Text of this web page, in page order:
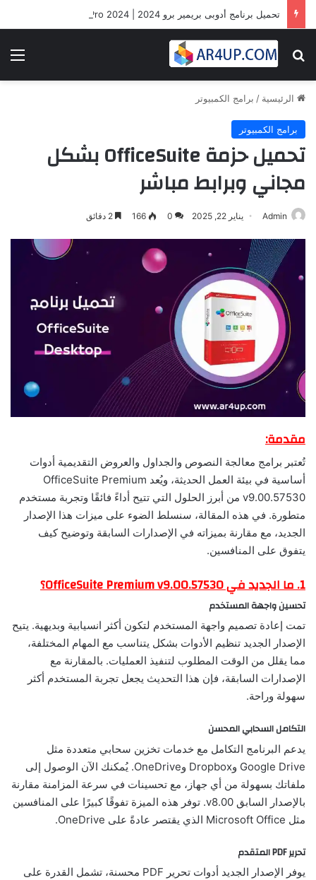
بحث عن
الرئيسية / برامج الكمبيوتر
برامج الكمبيوتر
تحميل حزمة OfficeSuite بشكل
مجاني وبرابط مباشر
Admin يناير 22, 2025 0
166
مقدمة:
تُعتبر برامج معالجة النصوص والجداول والعروض التقديمية أدوات
أساسية في بيئة العمل الحديثة، ويُعد OfficeSuite Premium
v9.00.57530 من أبرز الحلول التي تتيح أداءً فائقًا وتجربة مستخدم
متطورة. في هذه المقالة، سنسلط الضوء على ميزات هذا الإصدار
الجديد، مع مقارنة بميزاته في الإصدارات السابقة وتوضيح كيف
يتفوق على المنافسين.
1. ما الجديد في OfficeSuite Premium v9.00.57530؟
تحسين واجهة المستخدم
تمت إعادة تصميم واجهة المستخدم لتكون أكثر انسيابية وبديهية. يتيح
الإصدار الجديد تنظيم الأدوات بشكل يتناسب مع المهام المختلفة،
مما يقلل من الوقت المطلوب لتنفيذ العمليات. بالمقارنة مع
الإصدارات السابقة، فإن هذا التحديث يجعل تجربة المستخدم أكثر
سهولة وراحة.
التكامل السحابي المحسن
يدعم البرنامج التكامل مع خدمات تخزين سحابي متعددة مثل
Google Drive وDropbox وOneDrive. يُمكنك الآن الوصول إلى
ملفاتك بسهولة من أي جهاز، مع تحسينات في سرعة المزامنة مقارنة
بالإصدار السابق v8.00. توفر هذه الميزة تفوقًا كبيرًا على المنافسين
مثل Microsoft Office الذي يقتصر عادةً على OneDrive.
تحرير PDF المتقدم
يوفر الإصدار الجديد أدوات تحرير PDF محسنة، تشمل القدرة على